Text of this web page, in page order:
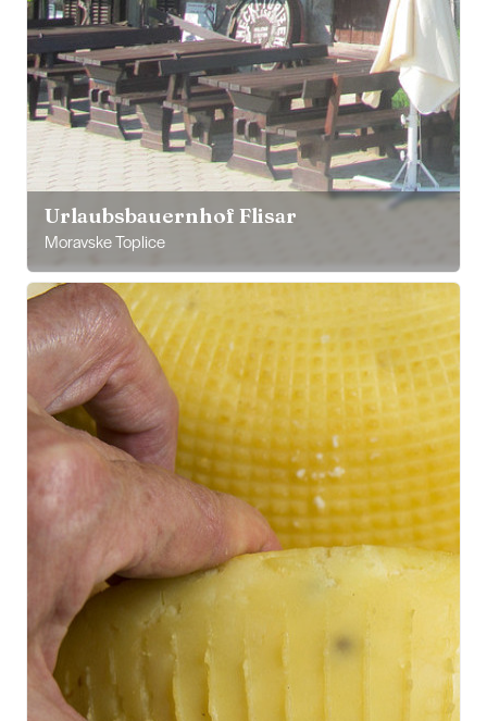
Urlaubsbauernhof Flisar
Moravske Toplice